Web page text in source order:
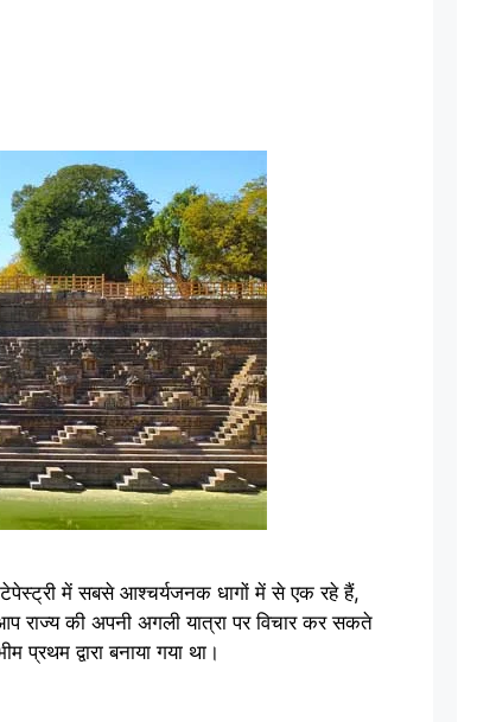
में सबसे आश्चर्यजनक धागों में से एक रहे हैं,
राज्य की अपनी अगली यात्रा पर विचार कर सकते
द्वारा बनाया गया था।